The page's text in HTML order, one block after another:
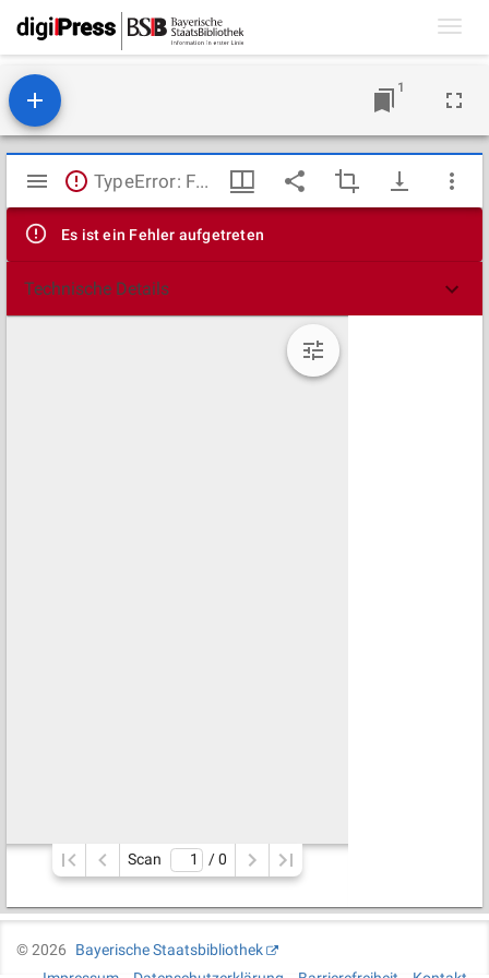
1
Mirador
Viewer
TypeError: Failed to fetch
Es ist ein Fehler aufgetreten
Technische Details
Scan / 0
©2026
Bayerische Staatsbibliothek